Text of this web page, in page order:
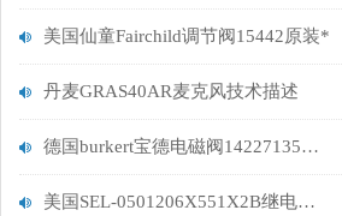
美国仙童Fairchild调节阀15442原装*
丹麦GRAS40AR麦克风技术描述
德国burkert宝德电磁阀14227135描述
美国SEL-0501206X551X2B继电器成交售价